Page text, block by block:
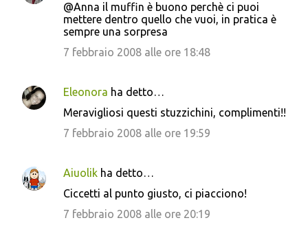
@Anna il muffin è buono perchè ci puoi
mettere dentro quello che vuoi, in pratica è
sempre una sorpresa
7 febbraio 2008 alle ore 18:48
Eleonora ha detto…
Meravigliosi questi stuzzichini, complimenti!!
7 febbraio 2008 alle ore 19:59
Aiuolik ha detto…
Ciccetti al punto giusto, ci piacciono!
7 febbraio 2008 alle ore 20:19